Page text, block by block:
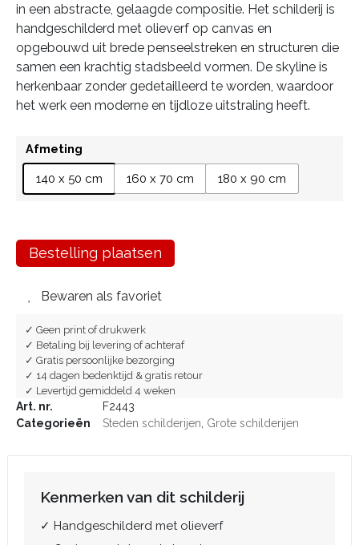
in een abstracte, gelaagde compositie. Het schilderij is
handgeschilderd met olieverf op canvas en
opgebouwd uit brede penseelstreken en structuren die
samen een krachtig stadsbeeld vormen. De skyline is
herkenbaar zonder gedetailleerd te worden, waardoor
het werk een moderne en tijdloze uitstraling heeft.
Afmeting
140 x 50 cm 160 x 70 cm 180 x 90 cm
Bestelling plaatsen
Bewaren als favoriet
✓ Geen print of drukwerk
✓ Betaling bij levering of achteraf
✓ Gratis persoonlijke bezorging
✓ 14 dagen bedenktijd & gratis retour
✓ Levertijd gemiddeld 4 weken
Art. nr.
F2443
Categorieën
Steden schilderijen, Grote schilderijen
Kenmerken van dit schilderij
✓ Handgeschilderd met olieverf